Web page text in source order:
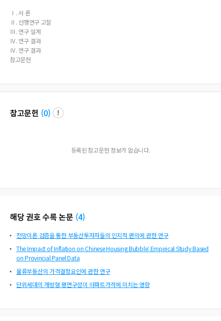
Ⅰ. 서 론
Ⅱ. 선행연구 고찰
Ⅲ. 연구 설계
Ⅳ. 연구 결과
Ⅳ. 연구 결과
참고문헌
참고문헌 (0)
등록된 참고문헌 정보가 없습니다.
해당 권호 수록 논문 (4)
전망이론 검증을 통한 부동산투자자들의 인지적 편의에 관한 연구
The Impact of Inflation on Chinese Housing Bubble: Empirical Study Based
on Provincial Panel Data
물류부동산의 가격결정요인에 관한 연구
단위세대의 개방형 평면구성이 아파트가격에 미치는 영향